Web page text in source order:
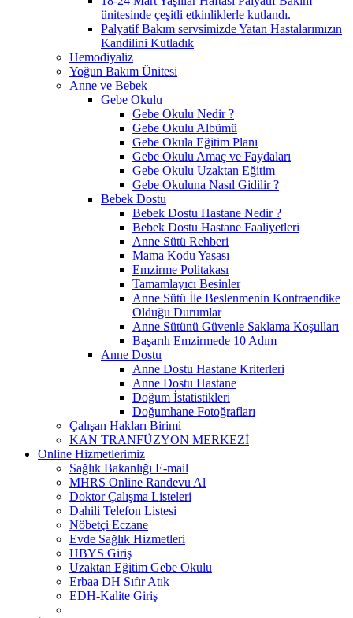
ünitesinde çeşitli etkinliklerle kutlandı.
Palyatif Bakım servsimizde Yatan Hastalarımızın
Kandilini Kutladık
Hemodiyaliz
Yoğun Bakım Ünitesi
Anne ve Bebek
Gebe Okulu
Gebe Okulu Nedir ?
Gebe Okulu Albümü
Gebe Okula Eğitim Planı
Gebe Okulu Amaç ve Faydaları
Gebe Okulu Uzaktan Eğitim
Gebe Okuluna Nasıl Gidilir ?
Bebek Dostu
Bebek Dostu Hastane Nedir ?
Bebek Dostu Hastane Faaliyetleri
Anne Sütü Rehberi
Mama Kodu Yasası
Emzirme Politakası
Tamamlayıcı Besinler
Anne Sütü İle Beslenmenin Kontraendike
Olduğu Durumlar
Anne Sütünü Güvenle Saklama Koşulları
Başarılı Emzirmede 10 Adım
Anne Dostu
Anne Dostu Hastane Kriterleri
Anne Dostu Hastane
Doğum İstatistikleri
Doğumhane Fotoğrafları
Çalışan Hakları Birimi
KAN TRANFÜZYON MERKEZİ
Online Hizmetlerimiz
Sağlık Bakanlığı E-mail
MHRS Online Randevu Al
Doktor Çalışma Listeleri
Dahili Telefon Listesi
Nöbetçi Eczane
Evde Sağlık Hizmetleri
HBYS Giriş
Uzaktan Eğitim Gebe Okulu
Erbaa DH Sıfır Atık
EDH-Kalite Giriş